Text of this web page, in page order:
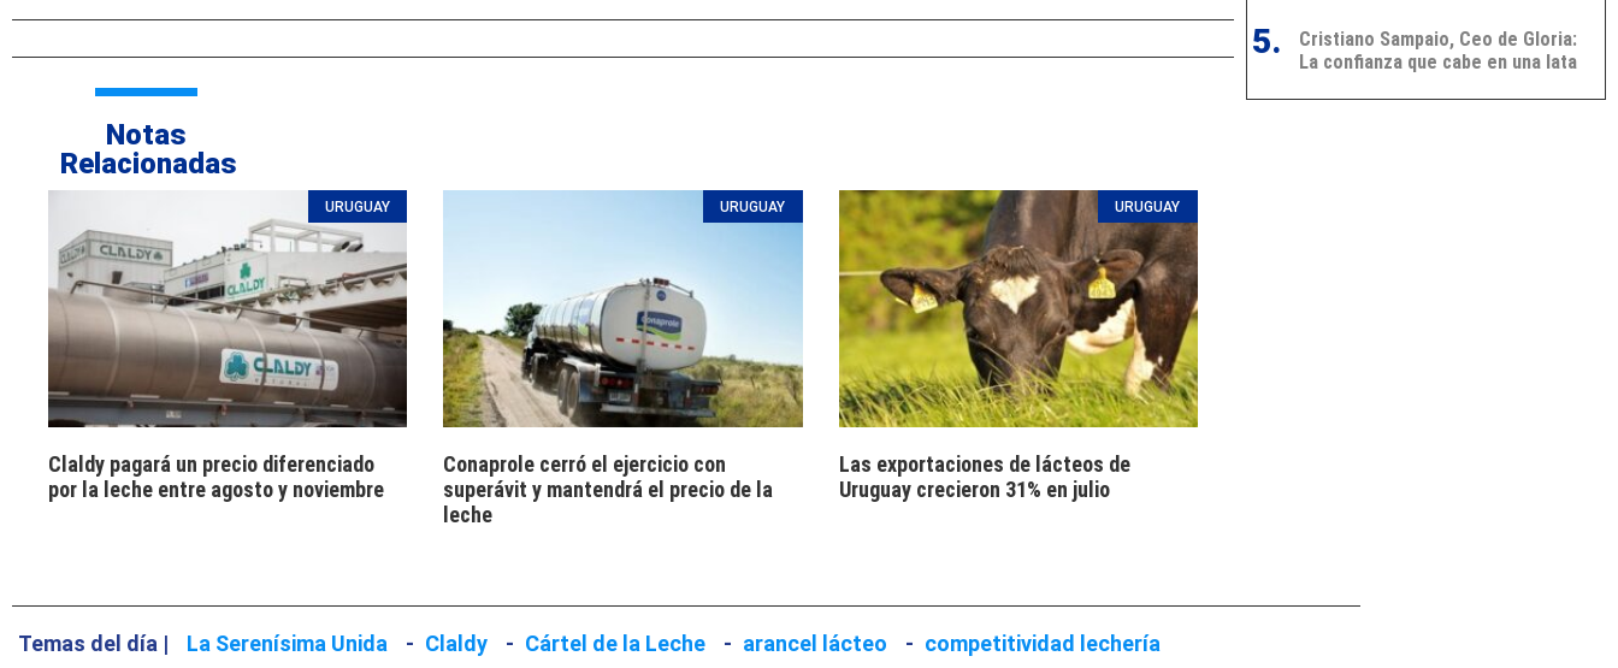
Notas
Relacionadas
URUGUAY
Claldy pagará un precio diferenciado
por la leche entre agosto y noviembre
URUGUAY
Conaprole cerró el ejercicio con
superávit y mantendrá el precio de la
leche
URUGUAY
Las exportaciones de lácteos de
Uruguay crecieron 31% en julio
5.
Cristiano Sampaio, Ceo de Gloria:
La confianza que cabe en una lata
Temas del día | La Serenísima Unida - Claldy - Cártel de la Leche - arancel lácteo - competitividad lechería